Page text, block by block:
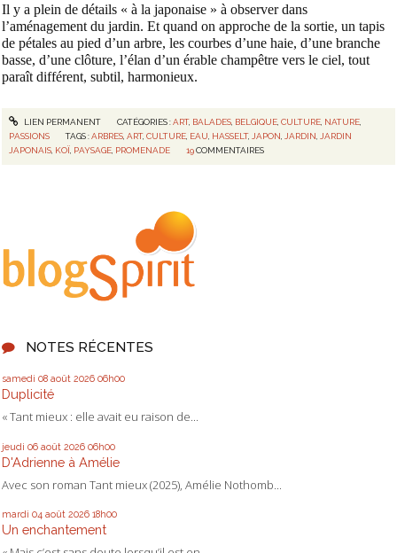
NOTES RÉCENTES
samedi 08 août 2026 06h00
Duplicité
« Tant mieux : elle avait eu raison de...
jeudi 06 août 2026 06h00
D'Adrienne à Amélie
Avec son roman Tant mieux (2025), Amélie Nothomb...
mardi 04 août 2026 18h00
Un enchantement
Il y a plein de détails « à la japonaise » à observer dans
l’aménagement du jardin. Et quand on approche de la sortie, un tapis
de pétales au pied d’un arbre, les courbes d’une haie, d’une branche
basse, d’une clôture, l’élan d’un érable champêtre vers le ciel, tout
paraît différent, subtil, harmonieux.
LIEN PERMANENT CATÉGORIES :ART, BALADES, BELGIQUE, CULTURE, NATURE,
PASSIONS
TAGS :ARBRES ,ART,CULTURE EAU HASSELT, JAPON JARDIN
JARDIN
JAPONAIS KOÏ PAYSAGE PROMENADE 19 COMMENTAIRES